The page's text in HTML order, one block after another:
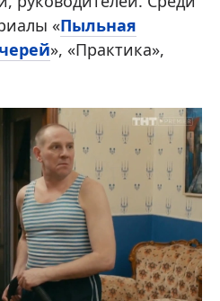
«Пыльная
», «Практика»,